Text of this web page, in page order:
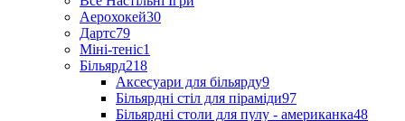
Аерохокей30
Дартс79
Міні-теніс1
Більярд218
Аксесуари для більярду9
Більярдні стіл для піраміди97
Більярдні столи для пулу - американка48